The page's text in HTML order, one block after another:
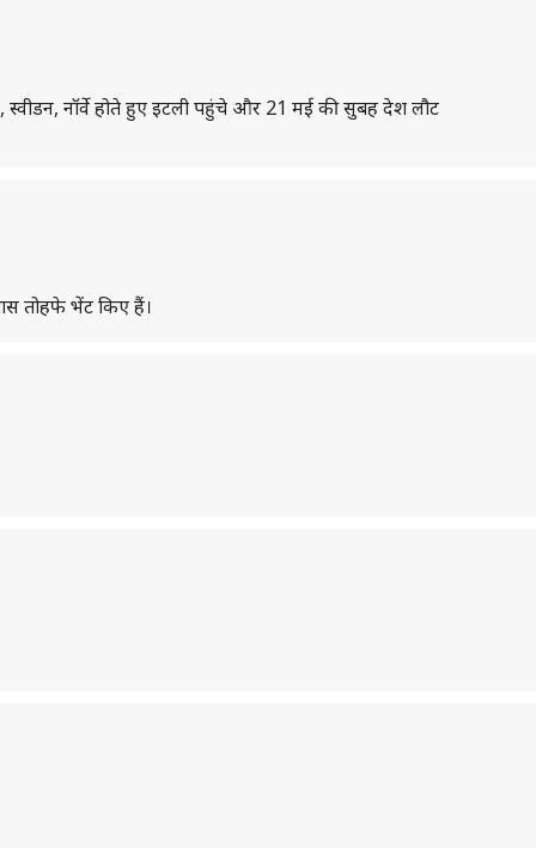
स्वीडन, नॉर्वे होते हुए इटली पहुंचे और 21 मई की सुबह देश लौट
तोहफे भेंट किए हैं।